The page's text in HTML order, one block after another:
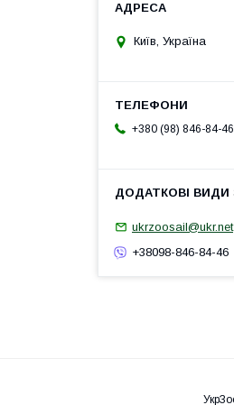
Київ, Україна
+380 (98) 846-84-46
ukrzoosail@ukr.net
+38098-846-84-46